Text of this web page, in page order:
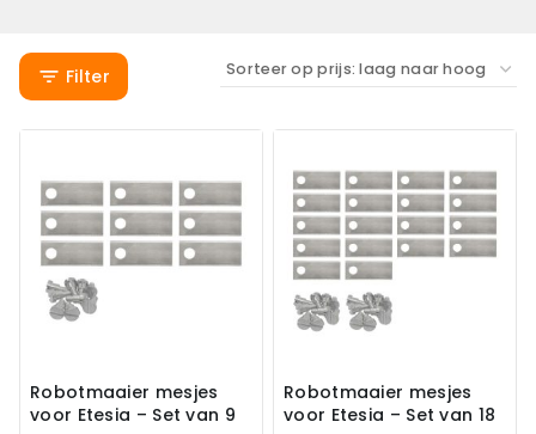
Filter
Robotmaaier mesjes
voor Etesia – Set van 9
Robotmaaier mesjes
voor Etesia – Set van 18